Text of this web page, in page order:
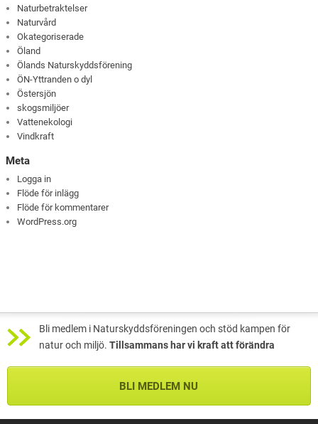
Naturbetraktelser
Naturvård
Okategoriserade
Öland
Ölands Naturskyddsförening
ÖN-Yttranden o dyl
Östersjön
skogsmiljöer
Vattenekologi
Vindkraft
Meta
Logga in
Flöde för inlägg
Flöde för kommentarer
WordPress.org
Bli medlem i Naturskyddsföreningen och stöd kampen för
natur och miljö. Tillsammans har vi kraft att förändra
BLI MEDLEM NU